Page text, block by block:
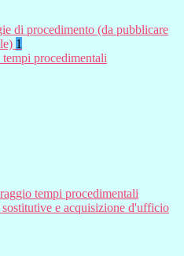
di procedimento (da pubblicare
1
procedimentali
tempi procedimentali
e acquisizione d'ufficio